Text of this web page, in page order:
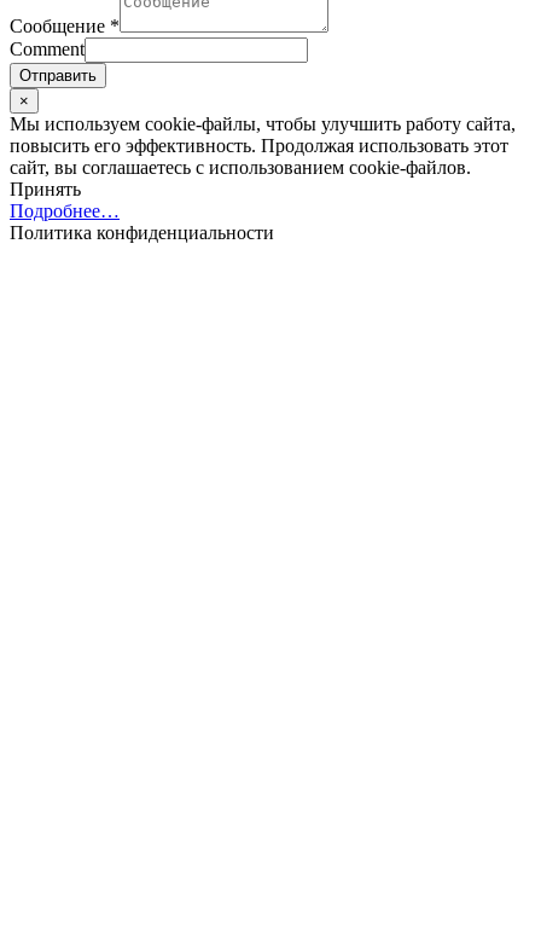
Сообщение *
Comment
Отправить
×
Мы используем cookie-файлы, чтобы улучшить работу сайта,
повысить его эффективность. Продолжая использовать этот
сайт, вы соглашаетесь с использованием cookie-файлов.
Принять
Подробнее…
Политика конфиденциальности